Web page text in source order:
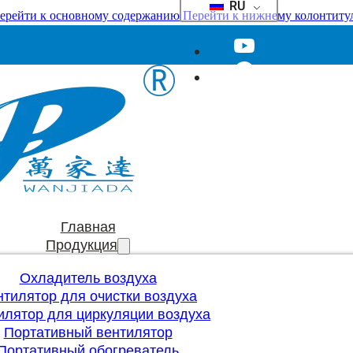
к основному содержаниюПерейти к нижнему
RU
Главная
Продукция
Охладитель воздуха
для очистки воздуха
для циркуляции воздуха
Портативный вентилятор